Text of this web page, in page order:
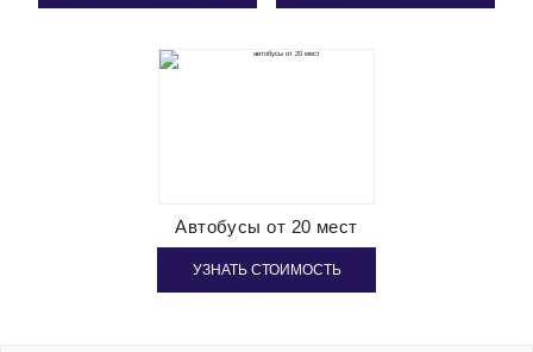
Автобусы от 20 мест
УЗНАТЬ СТОИМОСТЬ